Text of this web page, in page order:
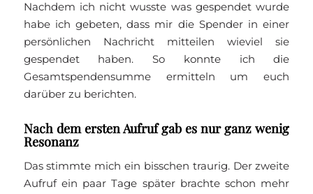
Nachdem ich nicht wusste was gespendet wurde
habe ich gebeten, dass mir die Spender in einer
persönlichen Nachricht mitteilen wieviel sie
gespendet haben. So konnte ich die
Gesamtspendensumme ermitteln um euch
darüber zu berichten.
Nach dem ersten Aufruf gab es nur ganz wenig
Resonanz
Das stimmte mich ein bisschen traurig. Der zweite
Aufruf ein paar Tage später brachte schon mehr